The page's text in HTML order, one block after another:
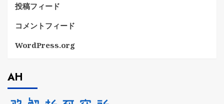
投稿フィード
コメントフィード
WordPress.org
AH